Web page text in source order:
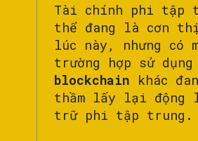
Tài chính phi tập
thể đang là cơn
lúc này, nhưng có
trường hợp sử dụng
blockchain khác
thầm lấy lại động
trữ phi tập trung.